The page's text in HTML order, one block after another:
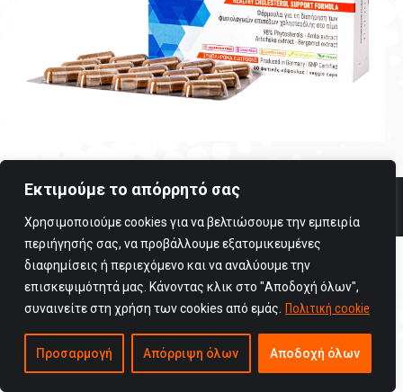
Εκτιμούμε το απόρρητό σας
Χρησιμοποιούμε cookies για να βελτιώσουμε την εμπειρία
περιήγησής σας, να προβάλλουμε εξατομικευμένες
διαφημίσεις ή περιεχόμενο και να αναλύουμε την
επισκεψιμότητά μας. Κάνοντας κλικ στο "Αποδοχή όλων",
συναινείτε στη χρήση των cookies από εμάς.
Πολιτική cookie
Προσαρμογή Απόρριψη όλων Αποδοχή όλων
Copyright © 2025 Viogenesis / All rights reserved
Όροι Χρήσης